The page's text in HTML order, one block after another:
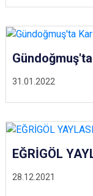
Kemer
31.01.2022
28.12.2021
EĞRİGÖL